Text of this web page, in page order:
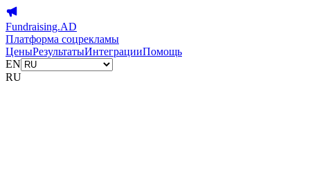
Fundraising.AD
Платформа соцрекламы
ЦеныРезультатыИнтеграцииПомощь
EN
RU